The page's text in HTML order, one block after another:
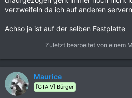
verzweifeln da ich auf anderen
Achso ja ist auf der selben Festplatte
Zuletzt bearbeitet von einem
Maurice
[GTA V] Bürger